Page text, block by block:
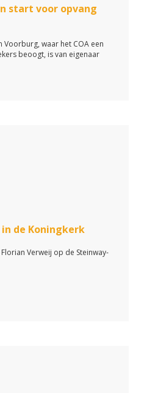
start voor opvang
Voorburg, waar het COA een
beoogt, is van eigenaar
de Koningkerk
Verweij op de Steinway-